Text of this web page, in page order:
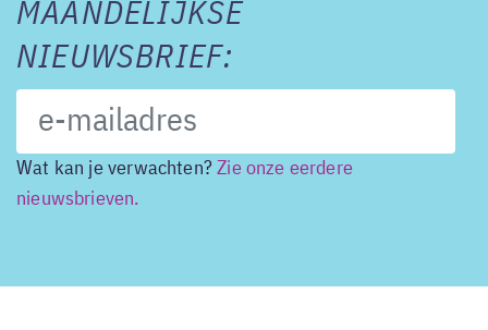
MAANDELIJKSE
NIEUWSBRIEF:
Wat kan je verwachten?Zie onze eerdere
nieuwsbrieven.